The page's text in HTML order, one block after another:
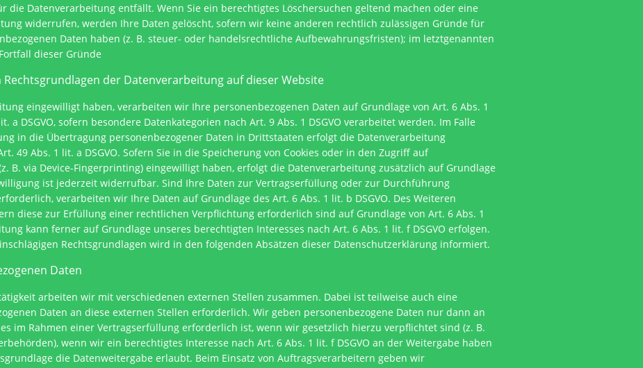
die Datenverarbeitung entfällt. Wenn Sie ein berechtigtes Löschersuchen geltend machen oder eine
widerrufen, werden Ihre Daten gelöscht, sofern wir keine anderen rechtlich zulässigen Gründe für
Daten haben (z. B. steuer- oder handelsrechtliche Aufbewahrungsfristen); im letztgenannten
dieser Gründe
Rechtsgrundlagen der Datenverarbeitung auf dieser Website
eingewilligt haben, verarbeiten wir Ihre personenbezogenen Daten auf Grundlage von Art. 6 Abs. 1
a DSGVO, sofern besondere Datenkategorien nach Art. 9 Abs. 1 DSGVO verarbeitet werden. Im Falle
in die Übertragung personenbezogener Daten in Drittstaaten erfolgt die Datenverarbeitung
49 Abs. 1 lit. a DSGVO. Sofern Sie in die Speicherung von Cookies oder in den Zugriff auf
B. via Device-Fingerprinting) eingewilligt haben, erfolgt die Datenverarbeitung zusätzlich auf Grundlage
ist jederzeit widerrufbar. Sind Ihre Daten zur Vertragserfüllung oder zur Durchführung
verarbeiten wir Ihre Daten auf Grundlage des Art. 6 Abs. 1 lit. b DSGVO. Des Weiteren
diese zur Erfüllung einer rechtlichen Verpflichtung erforderlich sind auf Grundlage von Art. 6 Abs. 1
kann ferner auf Grundlage unseres berechtigten Interesses nach Art. 6 Abs. 1 lit. f DSGVO erfolgen.
Rechtsgrundlagen wird in den folgenden Absätzen dieser Datenschutzerklärung informiert.
Daten
arbeiten wir mit verschiedenen externen Stellen zusammen. Dabei ist teilweise auch eine
Daten an diese externen Stellen erforderlich. Wir geben personenbezogene Daten nur dann an
im Rahmen einer Vertragserfüllung erforderlich ist, wenn wir gesetzlich hierzu verpflichtet sind (z. B.
wenn wir ein berechtigtes Interesse nach Art. 6 Abs. 1 lit. f DSGVO an der Weitergabe haben
die Datenweitergabe erlaubt. Beim Einsatz von Auftragsverarbeitern geben wir